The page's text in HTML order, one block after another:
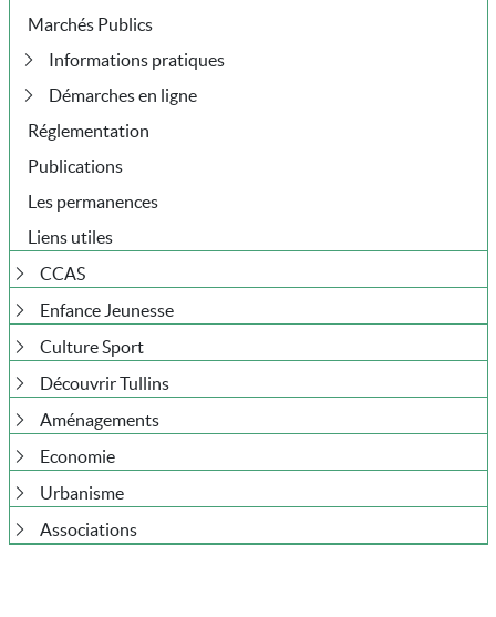
Marchés Publics
Informations pratiques
Démarches en ligne
Réglementation
Publications
Les permanences
Liens utiles
CCAS
Enfance Jeunesse
Culture Sport
Découvrir Tullins
Aménagements
Economie
Urbanisme
Associations